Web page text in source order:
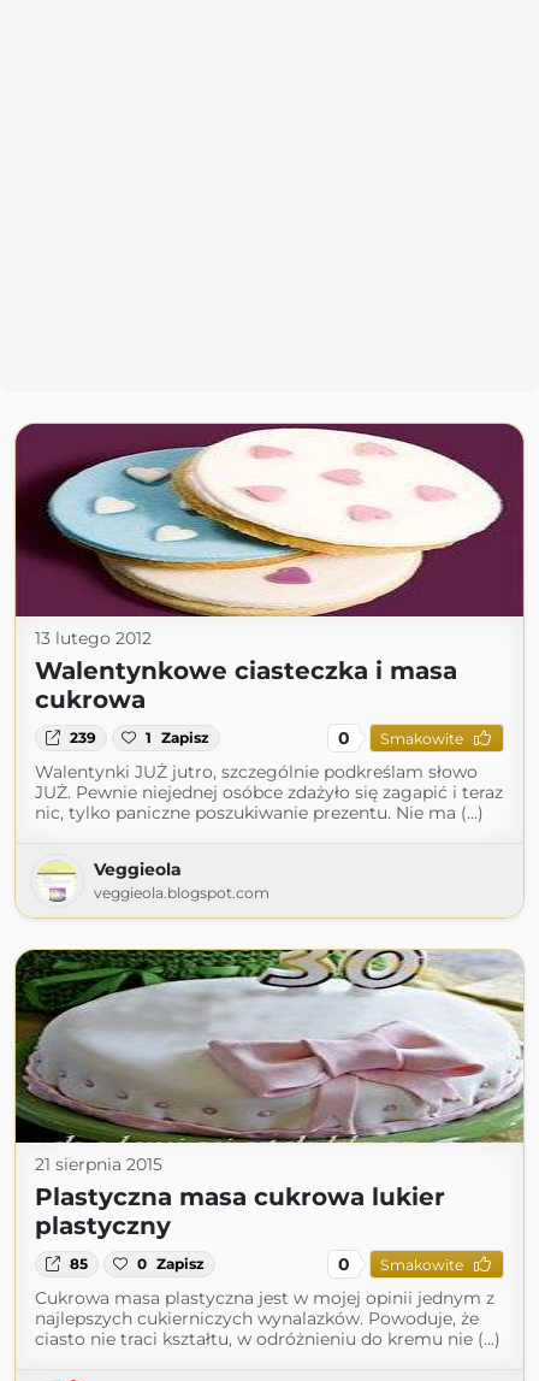
13 lutego 2012
Walentynkowe ciasteczka i masa
cukrowa
239 1 Zapisz 0 Smakowite
Walentynki JUŻ jutro, szczególnie podkreślam słowo
JUŻ. Pewnie niejednej osóbce zdażyło się zagapić i teraz
nic, tylko paniczne poszukiwanie prezentu. Nie ma (...)
Veggieola
veggieola.blogspot.com
21 sierpnia 2015
Plastyczna masa cukrowa lukier
plastyczny
85 0 Zapisz 0 Smakowite
Cukrowa masa plastyczna jest w mojej opinii jednym z
najlepszych cukierniczych wynalazków. Powoduje, że
ciasto nie traci kształtu, w odróżnieniu do kremu nie (...)